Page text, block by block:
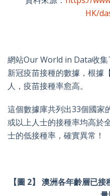
HK/
網站Our World in Data收集
新冠疫苗接種的數據，根據
人，疫苗接種率愈高。
這個數據庫共列出33個國家
或以上人士的接種率均高於
士的低接種率，確實異常！
【圖 2】 澳洲各年齡層已